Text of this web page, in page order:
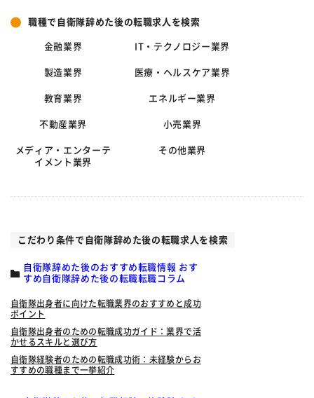
職種で自衛隊辞めた後の転職求人を検索
金融業界 IT・テクノロジー業界
製造業界 医療・ヘルスケア業界
教育業界 エネルギー業界
不動産業界 小売業界
メディア・エンターテ
イメント業界
その他業界
こだわり条件で自衛隊辞めた後の転職求人を検索
自衛隊辞めた後のおすすめ転職情報 おす
すめ自衛隊辞めた後の転職転職コラム
自衛隊出身者に向けた転職業界のおすすめと成功
ポイント
自衛隊出身者のための転職成功ガイド：業界で活
かせるスキルと選び方
自衛隊経験者のための転職成功術：未経験からお
すすめの職種まで一挙紹介